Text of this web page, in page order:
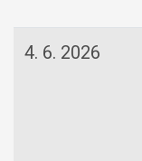
4. 6. 2026